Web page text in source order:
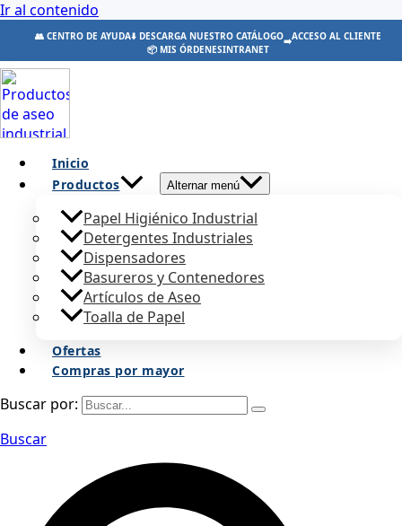
Ir al contenido
👥 CENTRO DE AYUDA⬇️ DESCARGA NUESTRO CATÁLOGO➡️ACCESO AL CLIENTE
📦 MIS ÓRDENESINTRANET
Inicio
Productos
Alternar menú
Papel Higiénico Industrial
Detergentes Industriales
Dispensadores
Basureros y Contenedores
Artículos de Aseo
Toalla de Papel
Ofertas
Compras por mayor
Buscar por:
Buscar